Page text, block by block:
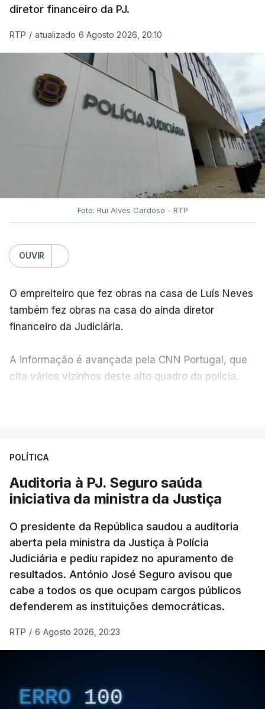
diretor financeiro da PJ.
RTP / atualizado 6 Agosto 2026, 20:10
Foto: Rui Alves Cardoso - RTP
OUVIR
O empreiteiro que fez obras na casa de Luís Neves
também fez obras na casa do ainda diretor
financeiro da Judiciária.
A informação é avançada pela CNN Portugal, que
cita vários vizinhos deste alto quadro da polícia.
apreendido numa operação de droga.
POLÍTICA
Auditoria à PJ. Seguro saúda
iniciativa da ministra da Justiça
O presidente da República saudou a auditoria
aberta pela ministra da Justiça à Polícia
Judiciária e pediu rapidez no apuramento de
resultados. António José Seguro avisou que
cabe a todos os que ocupam cargos públicos
defenderem as instituições democráticas.
RTP / 6 Agosto 2026, 20:23
ERRO 100